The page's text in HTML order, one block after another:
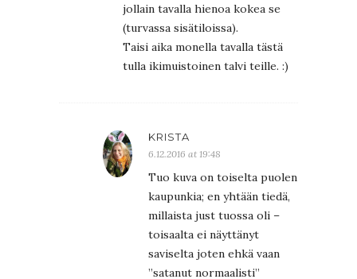
jollain tavalla hienoa kokea se
(turvassa sisätiloissa).
Taisi aika monella tavalla tästä
tulla ikimuistoinen talvi teille. :)
KRISTA
6.12.2016 at 19:48
Tuo kuva on toiselta puolen
kaupunkia; en yhtään tiedä,
millaista just tuossa oli –
toisaalta ei näyttänyt
saviselta joten ehkä vaan
”satanut normaalisti”